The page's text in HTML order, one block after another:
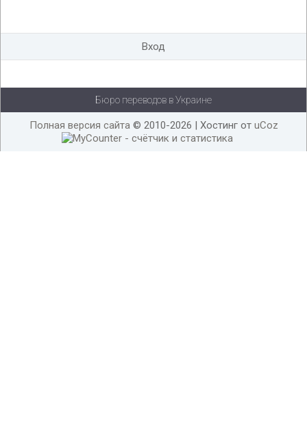
Вход
Бюро переводов в Украине
Полная версия сайта© 2010-2026 | Хостинг от uCoz